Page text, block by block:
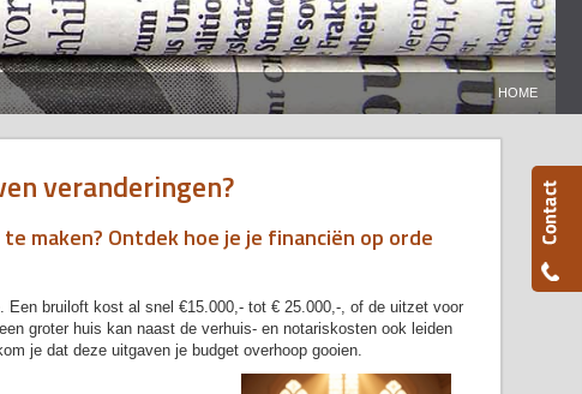
HOME
veranderingen?
maken? Ontdek hoe je je financiën op orde
bruiloft kost al snel €15.000,- tot € 25.000,-, of de uitzet voor
groter huis kan naast de verhuis- en notariskosten ook leiden
je dat deze uitgaven je budget overhoop gooien.